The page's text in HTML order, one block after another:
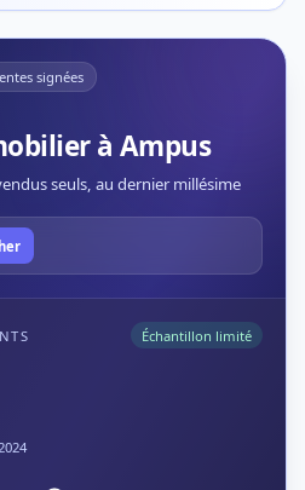
signées
à Ampus
seuls, au dernier millésime
Échantillon limité